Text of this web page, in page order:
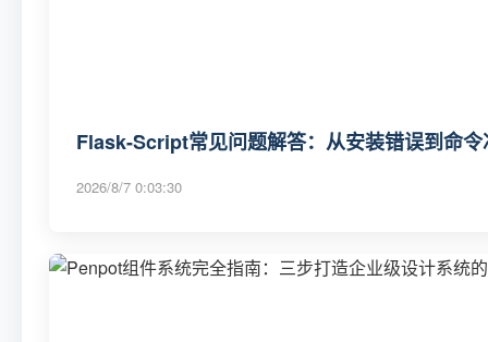
Flask-Script常见问题解答：从安装错误到命
2026/8/7 0:03:30